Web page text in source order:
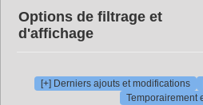
Options de filtrage et
d'affichage
[+] Derniers ajouts et modifications
Temporairement